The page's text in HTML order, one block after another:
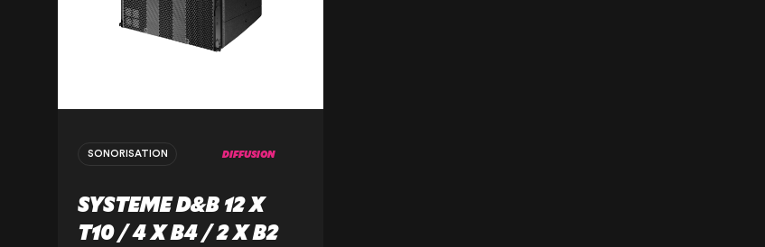
SONORISATION DIFFUSION
SYSTEME D&B 12 X
T10 / 4 X B4 / 2 X B2